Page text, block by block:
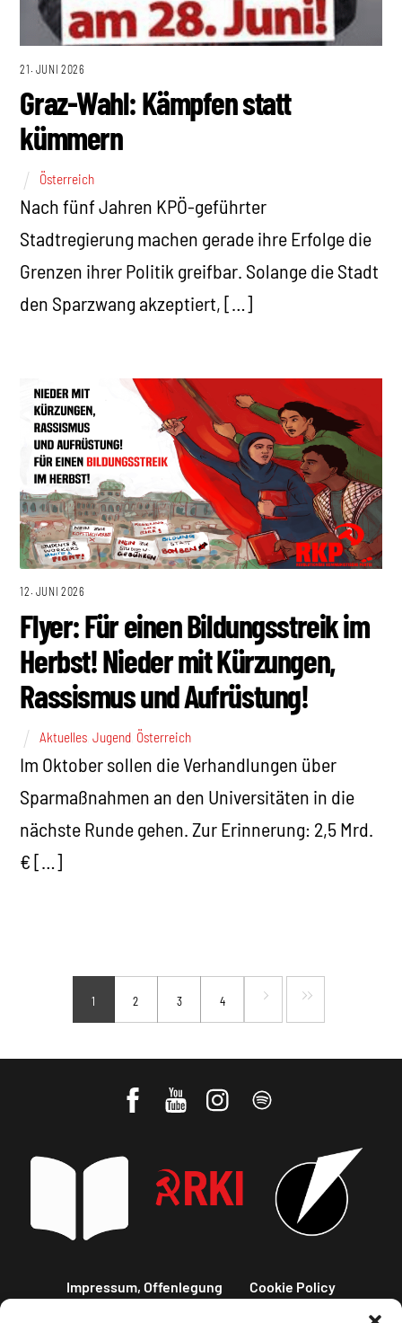
21. JUNI 2026
Graz-Wahl: Kämpfen statt
kümmern
Österreich
Nach fünf Jahren KPÖ-geführter
Stadtregierung machen gerade ihre Erfolge die
Grenzen ihrer Politik greifbar. Solange die Stadt
den Sparzwang akzeptiert, […]
12. JUNI 2026
Flyer: Für einen Bildungsstreik im
Herbst! Nieder mit Kürzungen,
Rassismus und Aufrüstung!
Aktuelles ,Jugend Österreich
Im Oktober sollen die Verhandlungen über
Sparmaßnahmen an den Universitäten in die
nächste Runde gehen. Zur Erinnerung: 2,5 Mrd.
€ […]
1 2 3 4
Impressum, Offenlegung Cookie Policy